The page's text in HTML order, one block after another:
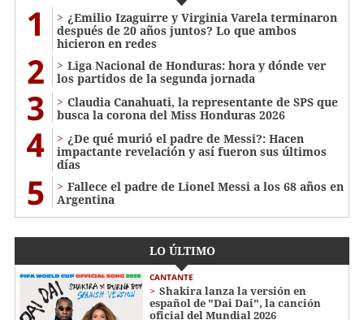
1
¿Emilio Izaguirre y Virginia Varela terminaron
después de 20 años juntos? Lo que ambos
hicieron en redes
2
Liga Nacional de Honduras: hora y dónde ver
los partidos de la segunda jornada
3
Claudia Canahuati, la representante de SPS que
busca la corona del Miss Honduras 2026
4
¿De qué murió el padre de Messi?: Hacen
impactante revelación y así fueron sus últimos
días
5
Fallece el padre de Lionel Messi a los 68 años en
Argentina
LO ÚLTIMO
CANTANTE
Shakira lanza la versión en
español de "Dai Dai", la canción
oficial del Mundial 2026